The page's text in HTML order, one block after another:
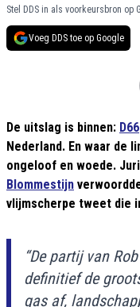
Stel DDS in als voorkeursbron op
Voeg DDS toe op Google
De uitslag is binnen: D66
Nederland. En waar de
ongeloof en woede.
Blommestijn
vlijmscherpe tweet die
“De partij van
definitief de
gas af,